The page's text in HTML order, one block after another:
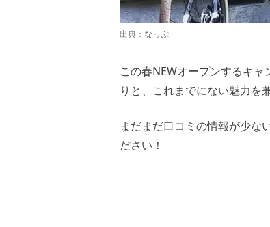
出典： なっぷ
この春NEWオープンするキ
りと、これまでにない魅力を
まだまだ口コミの情報が少な
ださい！